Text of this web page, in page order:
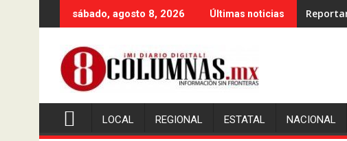
al
sábado, agosto 8, 2026 Últimas noticias
LOCAL REGIONAL ESTATAL NACIONAL